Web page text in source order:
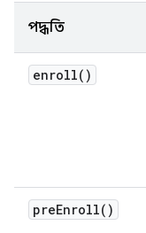
পদ্ধতি
enroll( )
preEnroll( )